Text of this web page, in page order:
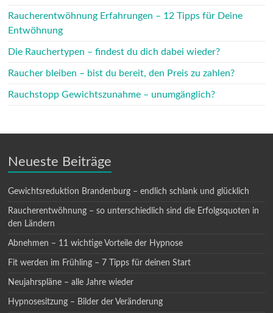
Raucherentwöhnung Erfahrungen – 12 Tipps für Deine
Entwöhnung
Die Rauchertypen – findest du dich dabei wieder?
Raucher bleiben – bist du bereit, den Preis zu zahlen?
Rauchstopp Gewichtszunahme – unumgänglich?
Neueste Beiträge
Gewichtsreduktion Brandenburg – endlich schlank und glücklich
Raucherentwöhnung – so unterschiedlich sind die Erfolgsquoten in
den Ländern
Abnehmen – 11 wichtige Vorteile der Hypnose
Fit werden im Frühling – 7 Tipps für deinen Start
Neujahrspläne – alle Jahre wieder
Hypnosesitzung – Bilder der Veränderung